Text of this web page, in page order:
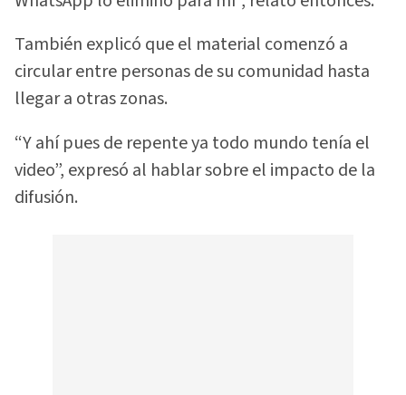
También explicó que el material comenzó a
circular entre personas de su comunidad hasta
llegar a otras zonas.
“Y ahí pues de repente ya todo mundo tenía el
video”, expresó al hablar sobre el impacto de la
difusión.